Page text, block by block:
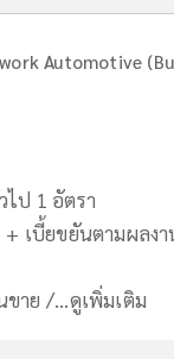
Automotive
ไป 1 อัตรา
+ เบี้ยขยันตามผลงา
ขาย /...ดูเพิ่มเติม